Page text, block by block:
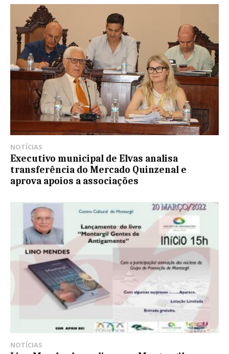
NOTÍCIAS
Executivo municipal de Elvas analisa
transferência do Mercado Quinzenal e
aprova apoios a associações
NOTÍCIAS